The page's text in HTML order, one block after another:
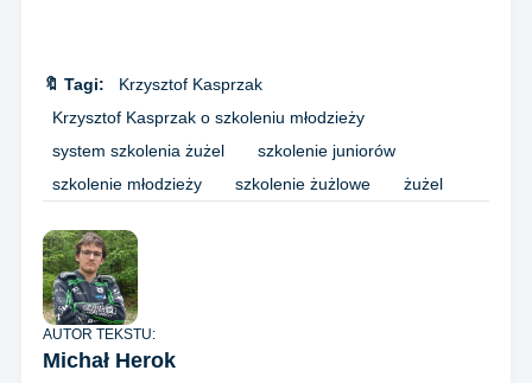
🔖 Tagi:
Krzysztof Kasprzak
Krzysztof Kasprzak o szkoleniu młodzieży
system szkolenia żużel
szkolenie juniorów
szkolenie młodzieży
szkolenie żużlowe żużel
AUTOR TEKSTU:
Michał Herok